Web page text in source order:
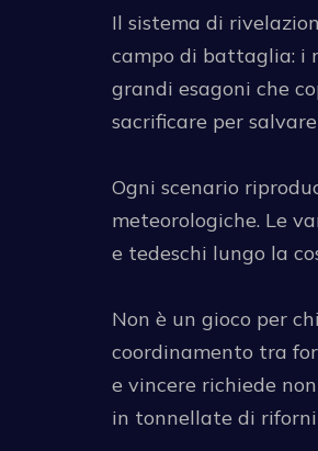
Il sistema di
campo di battaglia: i
grandi esagoni che
sacrificare per salvare
Ogni scenario
meteorologiche. Le
e tedeschi lungo la
Non è un gioco per
coordinamento tra
e vincere richiede
in tonnellate di